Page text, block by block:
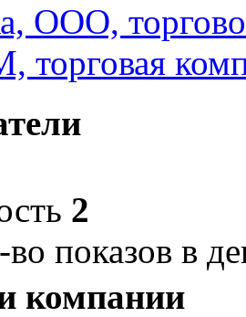
ООО,
торговая
2
показов в
компании